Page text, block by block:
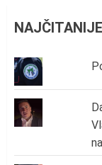
NAJČITANIJE